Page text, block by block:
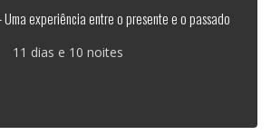
experiência entre o presente e o passado
11 dias e 10 noites